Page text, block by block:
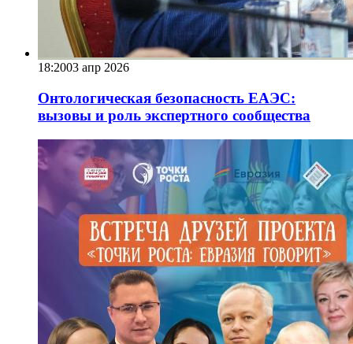
18:2003 апр 2026
Онтологическая безопасность ЕАЭС:
вызовы и роль экспертного сообщества